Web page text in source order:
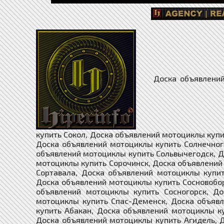
Доска объявлений мотоциклы купить Советский, Доска объявлений мотоциклы купить Сокол, Доска объявлений мотоциклы купить Солигалич, Доска объявлений мотоциклы купить Соликамск, Доска объявлений мотоциклы купить Солнечногорск, Доска объявлений мотоциклы купить Соль-Илецк, Доска объявлений мотоциклы купить Сольвычегодск, Доска объявлений мотоциклы купить Сольцы, Доска объявлений мотоциклы купить Сорочинск, Доска объявлений мотоциклы купить Сорск, Доска объявлений мотоциклы купить Сортавала, Доска объявлений мотоциклы купить Сосенский, Доска объявлений мотоциклы купить Сосновка, Доска объявлений мотоциклы купить Сосновоборск, Доска объявлений мотоциклы купить Сосновый Бор, Доска объявлений мотоциклы купить Сосногорск, Доска объявлений мотоциклы купить Сочи, Доска объявлений мотоциклы купить Спас-Деменск, Доска объявлений мотоциклы купить Абаза, Доска объявлений мотоциклы купить Абакан, Доска объявлений мотоциклы купить Абдулино, Доска объявлений мотоциклы купить Абинск, Доска объявлений мотоциклы купить Агидель, Доска объявлений мотоциклы купить Агрыз, Доска объявлений мотоциклы купить Адыгейск, Доска объявлений мотоциклы купить Азнакаево, Доска объявлений мотоциклы купить Азов, Доска объявлений мотоциклы купить Ак-Довурак, Доска объявлений мотоциклы купить Аксай, Доска объявлений мотоциклы купить Алагир, Доска объявлений мотоциклы купить Алапаевск, Доска объявлений мотоциклы купить Алатырь, Доска объявлений мотоциклы купить Алдан, Доска объявлений мотоциклы купить Алейск, Доска объявлений мотоциклы купить Александров, Доска объявлений мотоциклы купить Александровск, Доска объявлений мотоциклы купить Александровск-Сахалинский, Доска объявлений мотоциклы купить Алексеевка, Доска объявлений мотоциклы купить Алексин, Доска объявлений мотоциклы купить Алзамай, Доска объявлений мотоциклы купить Алупка, Доска объявлений мотоциклы купить Алушта, Доска объявлений мотоциклы купить Альметьевск, Доска объявлений мотоциклы купить Амурск, Доска объявлений мотоциклы купить Анадырь, Доска объявлений мотоциклы купить Анапа, Доска объявлений мотоциклы купить Ангарск, Доска объявлений мотоциклы купить Андреаполь, Доска объявлений мотоциклы купить Анжеро-Судженск, Доска объявлений мотоциклы купить Анива, Доска объявлений мотоциклы купить Апатиты, Доска объявлений мотоциклы купить Апрелевка, Доска объявлений мотоциклы купить Апшеронск, Доска объявлений мотоциклы купить Арамиль, Доска объявлений мотоциклы купить Аргун, Доска объявлений мотоциклы купить Ардатов, Доска объявлений мотоциклы купить Ардон, Доска объявлений мотоциклы купить